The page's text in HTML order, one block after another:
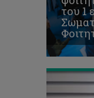
του 1
βίας
κατά
των
το
βιβλίο
του